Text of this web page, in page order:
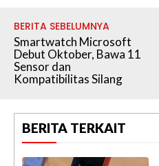
BERITA SEBELUMNYA
Smartwatch Microsoft
Debut Oktober, Bawa 11
Sensor dan
Kompatibilitas Silang
BERITA TERKAIT